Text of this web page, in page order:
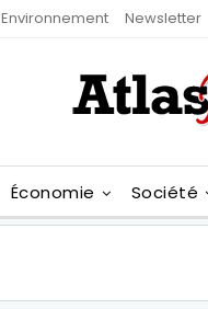
Environnement Newsletter
Économie Société